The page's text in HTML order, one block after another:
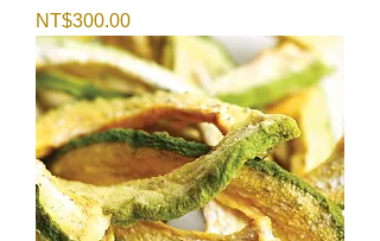
價格
NT$300.00